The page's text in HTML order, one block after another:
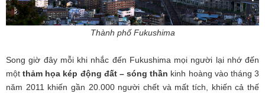
Thành phố Fukushima
Song giờ đây mỗi khi nhắc đến Fukushima mọi người lại nhớ đến
mộtthảm họa kép động đất – sóng thần kinh hoàng vào tháng 3
năm 2011 khiến gần 20.000 người chết và mất tích, khiến cả thế